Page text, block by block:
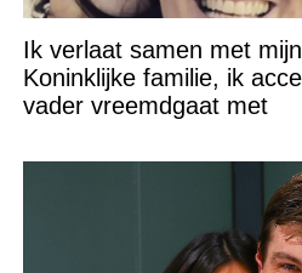
Ik verlaat samen met
Koninklijke familie, ik
vader vreemdgaat met